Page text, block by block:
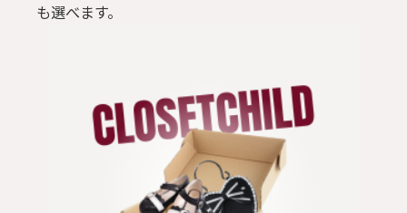
も選べます。